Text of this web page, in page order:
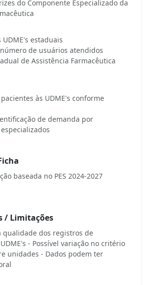
do Componente Especializado da
UDME's estaduais
de usuários atendidos
de Assistência Farmacêutica
às UDME's conforme
de demanda por
baseada no PES 2024-2027
/ Limitações
qualidade dos registros de
- Possível variação no critério
unidades - Dados podem ter